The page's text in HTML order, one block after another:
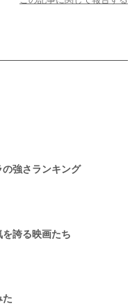
強さランキング
を誇る映画たち